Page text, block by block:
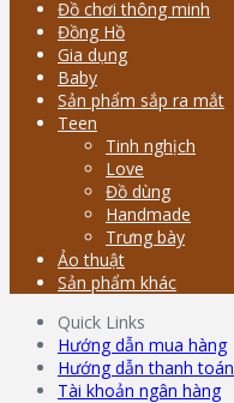
Đồ chơi thông minh
Đồng Hồ
Gia dụng
Baby
Sản phẩm sắp ra mắt
Teen
Tinh nghịch
Love
Đồ dùng
Handmade
Trưng bày
Ảo thuật
Sản phẩm khác
Quick Links
Hướng dẫn mua hàng
Hướng dẫn thanh toán
Tài khoản ngân hàng